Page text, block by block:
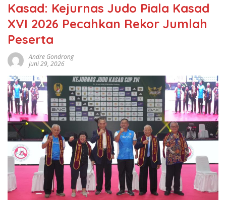
Kasad: Kejurnas Judo Piala Kasad
XVI 2026 Pecahkan Rekor Jumlah
Peserta
Andre Gondrong
Juni 29, 2026